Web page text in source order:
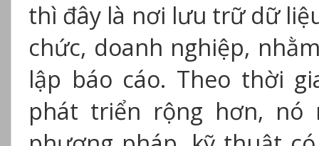
thì đây là nơi lưu trữ dữ
chức, doanh nghiệp,
lập báo cáo. Theo thời
phát triển rộng hơn, nó